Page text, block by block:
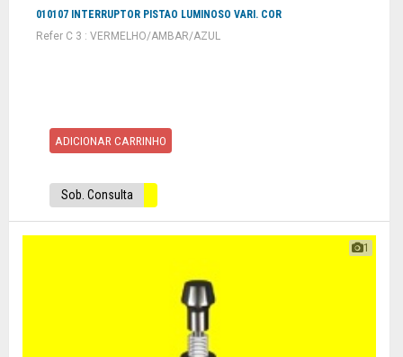
010107 INTERRUPTOR PISTAO LUMINOSO VARI. COR
Refer C 3 : VERMELHO/AMBAR/AZUL
ADICIONAR CARRINHO
Sob. Consulta
1